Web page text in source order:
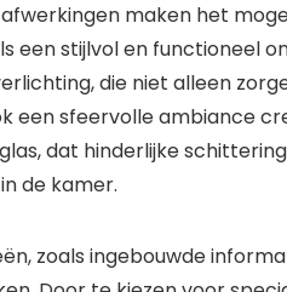
maken het
een stijlvol en functioneel
die niet alleen
een sfeervolle ambiance
dat hinderlijke
de kamer.
zoals ingebouwde